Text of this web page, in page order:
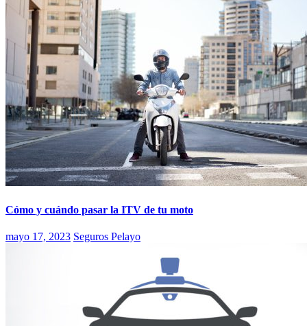
Cómo y cuándo pasar la ITV de tu moto
mayo 17, 2023 Seguros Pelayo